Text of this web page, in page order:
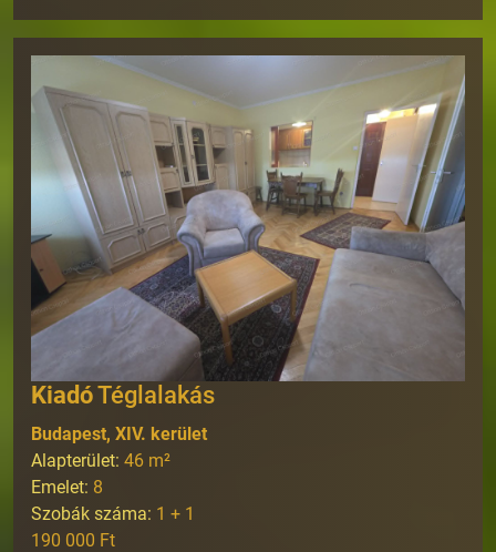
KiadóTéglalakás
Budapest, XIV. kerület
Alapterület: 46 m²
Emelet: 8
Szobák száma: 1 + 1
190 000 Ft